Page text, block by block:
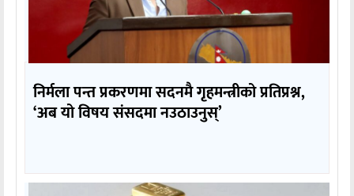
निर्मला पन्त प्रकरणमा सदनमै गृहमन्त्रीको प्रतिप्रश्न,
‘अब यो विषय संसदमा नउठाउनुस्’